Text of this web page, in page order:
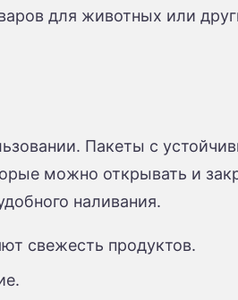
для животных или
Пакеты с
можно открывать и
наливания.
свежесть продуктов.